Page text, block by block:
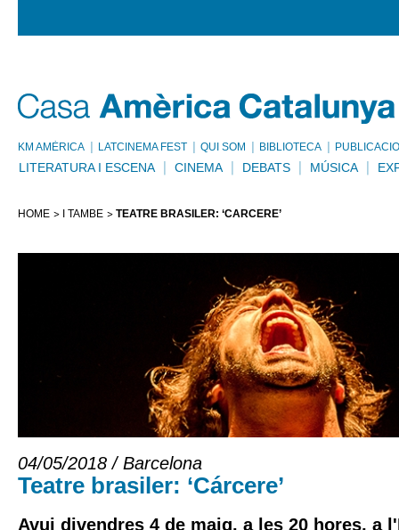
KM AMÈRICA LATCINEMA FEST QUI SOM BIBLIOTECA
LITERATURA I ESCENA CINEMA DEBATS MÚSICA
HOME I TAMBÉ TEATRE BRASILER: ‘CÁRCERE’
04/05/2018 / Barcelona
Teatre brasiler: ‘Cárcere’
Avui divendres 4 de maig, a les 20 hores, a